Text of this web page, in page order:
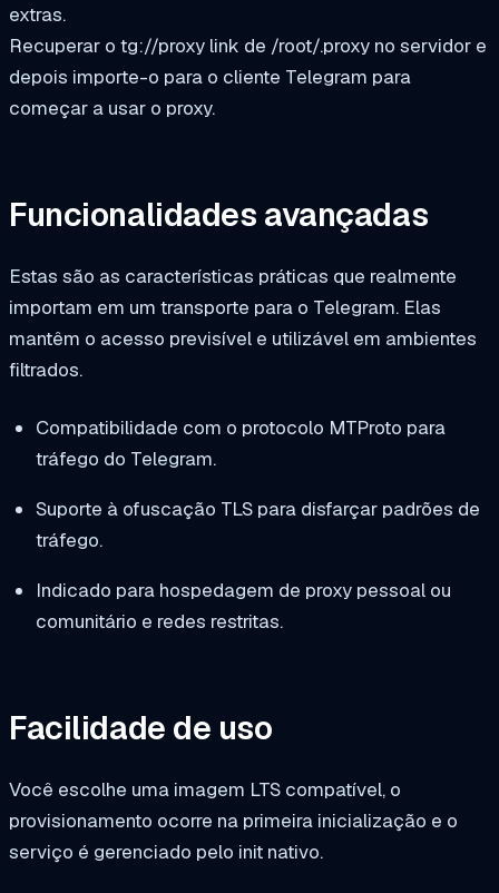
extras.
Recuperar o tg://proxy link de /root/.proxy no servidor e
depois importe-o para o cliente Telegram para
começar a usar o proxy.
Funcionalidades avançadas
Estas são as características práticas que realmente
importam em um transporte para o Telegram. Elas
mantêm o acesso previsível e utilizável em ambientes
filtrados.
Compatibilidade com o protocolo MTProto para
tráfego do Telegram.
Suporte à ofuscação TLS para disfarçar padrões de
tráfego.
Indicado para hospedagem de proxy pessoal ou
comunitário e redes restritas.
Facilidade de uso
Você escolhe uma imagem LTS compatível, o
provisionamento ocorre na primeira inicialização e o
serviço é gerenciado pelo init nativo.